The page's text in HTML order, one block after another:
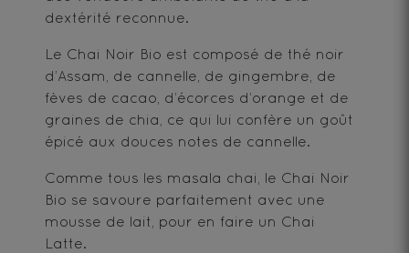
dextérité reconnue.
Le Chai Noir Bio est composé de thé noir
d’Assam, de cannelle, de gingembre, de
fèves de cacao, d’écorces d’orange et de
graines de chia, ce qui lui confère un goût
épicé aux douces notes de cannelle.
Comme tous les masala chai, le Chai Noir
Bio se savoure parfaitement avec une
mousse de lait, pour en faire un Chai
Latte.